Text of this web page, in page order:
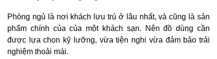
Phòng ngủ là nơi khách lưu trú ở lâu nhất, và cũng là sản
phẩm chính của của một khách sạn. Nên đồ dùng cần
được lựa chọn kỹ lưỡng, vừa tiện nghi vừa đảm bảo trải
nghiệm thoải mái.